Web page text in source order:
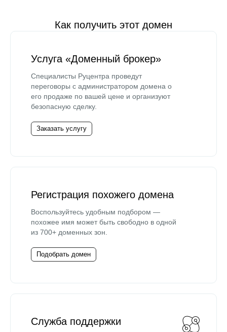
Как получить этот домен
Услуга «Доменный брокер»
Специалисты Руцентра проведут
переговоры с администратором домена о
его продаже по вашей цене и организуют
безопасную сделку.
Заказать услугу
Регистрация похожего домена
Воспользуйтесь удобным подбором —
похожее имя может быть свободно в одной
из 700+ доменных зон.
Подобрать домен
Служба поддержки